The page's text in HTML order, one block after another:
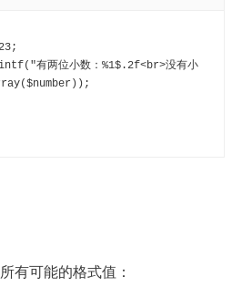
有两位小数：%1$.2f<br>没有小
有可能的格式值：